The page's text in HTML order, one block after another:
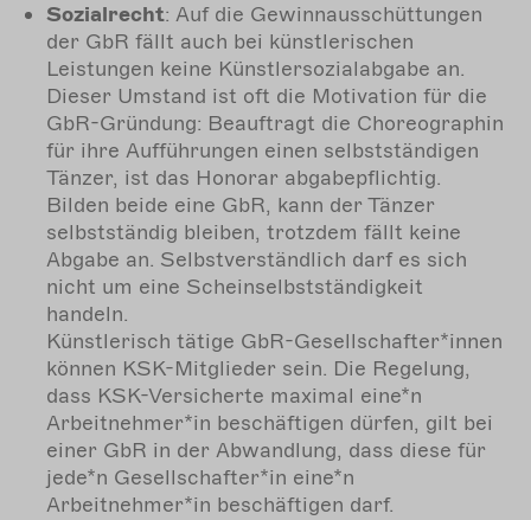
Sozialrecht: Auf die Gewinnausschüttungen
der GbR fällt auch bei künstlerischen
Leistungen keine Künstlersozialabgabe an.
Dieser Umstand ist oft die Motivation für die
GbR-Gründung: Beauftragt die Choreographin
für ihre Aufführungen einen selbstständigen
Tänzer, ist das Honorar abgabepflichtig.
Bilden beide eine GbR, kann der Tänzer
selbstständig bleiben, trotzdem fällt keine
Abgabe an. Selbstverständlich darf es sich
nicht um eine Scheinselbstständigkeit
handeln.
Künstlerisch tätige GbR-Gesellschafter*innen
können KSK-Mitglieder sein. Die Regelung,
dass KSK-Versicherte maximal eine*n
Arbeitnehmer*in beschäftigen dürfen, gilt bei
einer GbR in der Abwandlung, dass diese für
jede*n Gesellschafter*in eine*n
Arbeitnehmer*in beschäftigen darf.